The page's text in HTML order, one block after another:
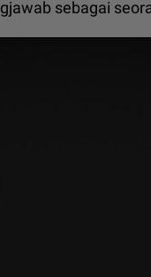
sebagai